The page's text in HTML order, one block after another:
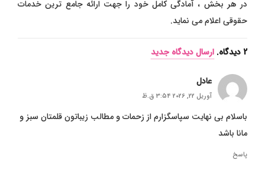
در هر بخش ، آمادگی کامل خود را جهت ارائه جامع ترین خدمات
حقوقی اعلام می نماید.
2دیدگاه. ارسال دیدگاه جدید
عادل
آوریل 22, 2026 3:54 ق.ظ
باسلام بی نهایت سپاسگزارم از زحمات و مطالب زیباتون قلمتان سبز و
مانا باشد
پاسخ